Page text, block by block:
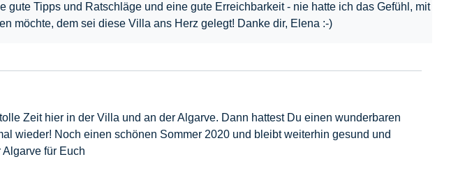
Tipps und Ratschläge und eine gute Erreichbarkeit - nie hatte ich das Gefühl, mit
möchte, dem sei diese Villa ans Herz gelegt! Danke dir, Elena :-)
Zeit hier in der Villa und an der Algarve. Dann hattest Du einen wunderbaren
wieder! Noch einen schönen Sommer 2020 und bleibt weiterhin gesund und
für Euch